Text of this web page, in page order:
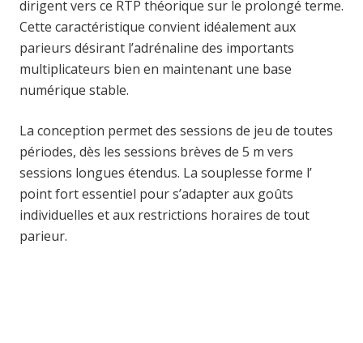
dirigent vers ce RTP théorique sur le prolongé terme.
Cette caractéristique convient idéalement aux
parieurs désirant l’adrénaline des importants
multiplicateurs bien en maintenant une base
numérique stable.
La conception permet des sessions de jeu de toutes
périodes, dès les sessions brèves de 5 m vers
sessions longues étendus. La souplesse forme l’
point fort essentiel pour s’adapter aux goûts
individuelles et aux restrictions horaires de tout
parieur.